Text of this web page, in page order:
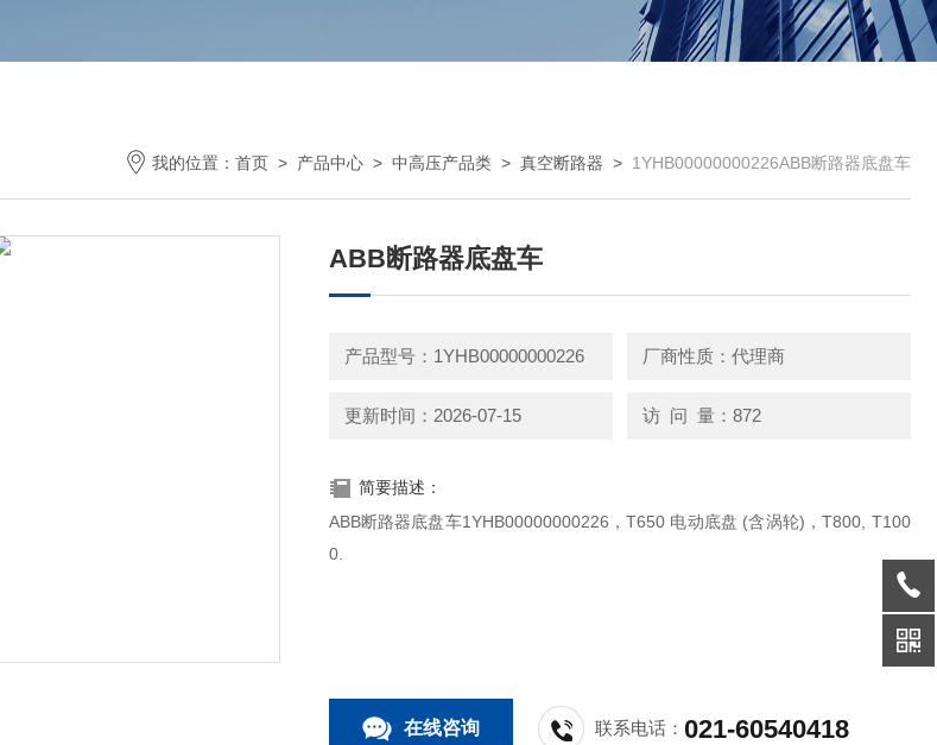
我的位置： 首页 > 产品中心 > 中高压产品类 > 真空断路器 > 1YHB00000000226ABB断路器底盘车
ABB断路器底盘车
产品型号：1YHB00000000226 厂商性质：代理商
更新时间：2026-07-15 访 问 量：872
简要描述：
ABB断路器底盘车1YHB00000000226，T650 电动底盘 (含涡轮)，T800, T100
0.
在线咨询 联系电话：021-60540418